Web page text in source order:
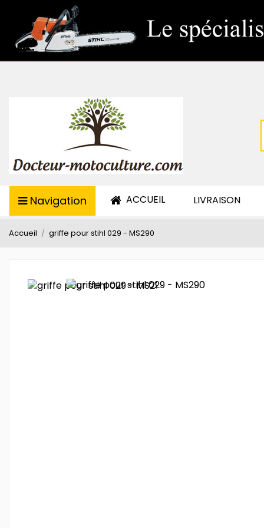
Navigation ACCUEIL LIVRAISON
Accueil griffe pour stihl 029 - MS290